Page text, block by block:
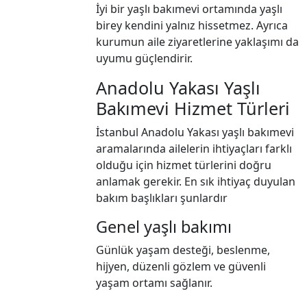
İyi bir yaşlı bakımevi ortamında yaşlı
birey kendini yalnız hissetmez. Ayrıca
kurumun aile ziyaretlerine yaklaşımı da
uyumu güçlendirir.
Anadolu Yakası Yaşlı
Bakımevi Hizmet Türleri
İstanbul Anadolu Yakası yaşlı bakımevi
aramalarında ailelerin ihtiyaçları farklı
olduğu için hizmet türlerini doğru
anlamak gerekir. En sık ihtiyaç duyulan
bakım başlıkları şunlardır
Genel yaşlı bakımı
Günlük yaşam desteği, beslenme,
hijyen, düzenli gözlem ve güvenli
yaşam ortamı sağlanır.